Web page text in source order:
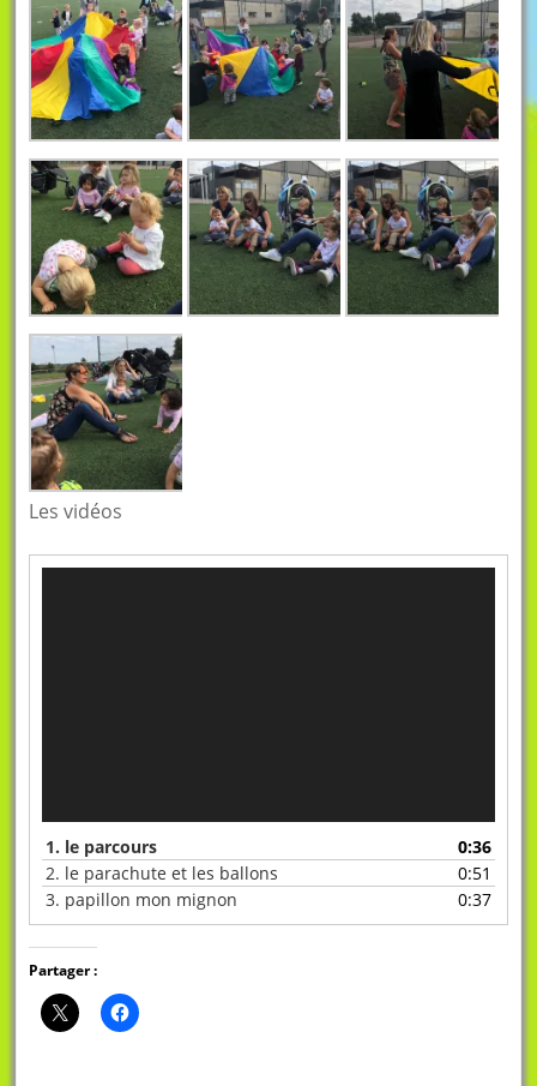
Les vidéos
1. le parcours
0:36
2. le parachute et les ballons
0:51
3. papillon mon mignon
0:37
Partager :